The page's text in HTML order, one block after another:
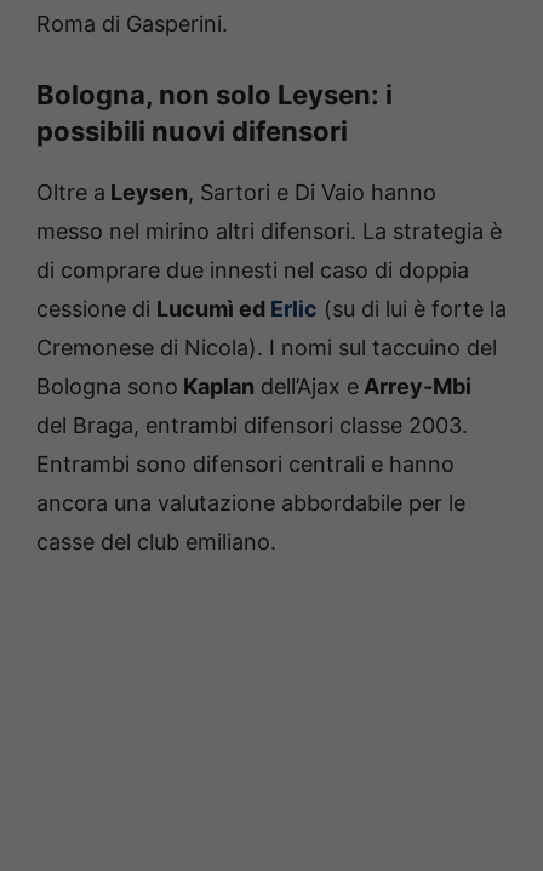
Roma di Gasperini.
Bologna, non solo Leysen: i
possibili nuovi difensori
Oltre a Leysen, Sartori e Di Vaio hanno
messo nel mirino altri difensori. La strategia è
di comprare due innesti nel caso di doppia
cessione di Lucumì ed Erlic (su di lui è forte la
Cremonese di Nicola). I nomi sul taccuino del
Bologna sono Kaplan dell’Ajax e Arrey-Mbi
del Braga, entrambi difensori classe 2003.
Entrambi sono difensori centrali e hanno
ancora una valutazione abbordabile per le
casse del club emiliano.